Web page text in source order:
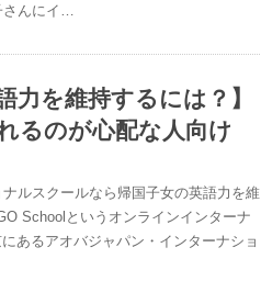
んにイ…
力を維持するには？】
るのが心配な人向け
ルスクールなら帰国子女の英語力を維
Schoolというオンラインインターナ
あるアオバジャパン・インターナショ